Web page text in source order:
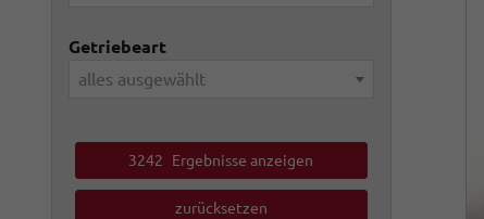
Getriebeart
alles ausgewählt
3242 Ergebnisse anzeigen
zurücksetzen